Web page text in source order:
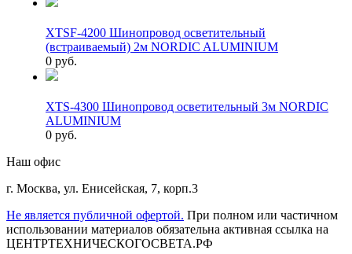
XTSF-4200 Шинопровод осветительный
(встраиваемый) 2м NORDIC ALUMINIUM
0 руб.
XTS-4300 Шинопровод осветительный 3м NORDIC
ALUMINIUM
0 руб.
Наш офис
г. Москва, ул. Енисейская, 7, корп.3
Не является публичной офертой. При полном или частичном
использовании материалов обязательна активная ссылка на
ЦЕНТРТЕХНИЧЕСКОГОСВЕТА.РФ